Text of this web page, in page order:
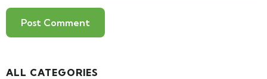
ALL CATEGORIES